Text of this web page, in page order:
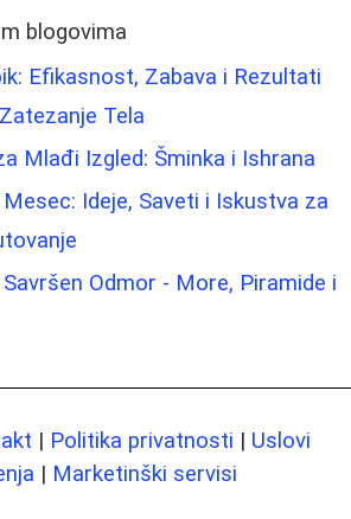
blogovima
Efikasnost, Zabava i Rezultati
Tela
Mlađi Izgled: Šminka i Ishrana
Ideje, Saveti i Iskustva za
Odmor - More, Piramide i
| Politika privatnosti | Uslovi
| Marketinški servisi